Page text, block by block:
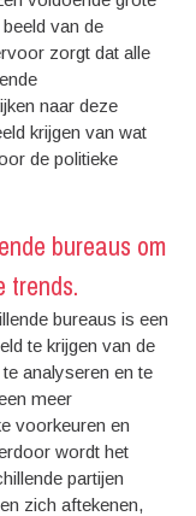
van de
zorgt dat alle
naar deze
krijgen van wat
de politieke
bureaus om
trends.
bureaus is een
te krijgen van de
analyseren en te
meer
voorkeuren en
wordt het
partijen
zich aftekenen,